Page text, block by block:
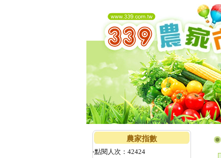
農家指數
‧點閱人次：42424